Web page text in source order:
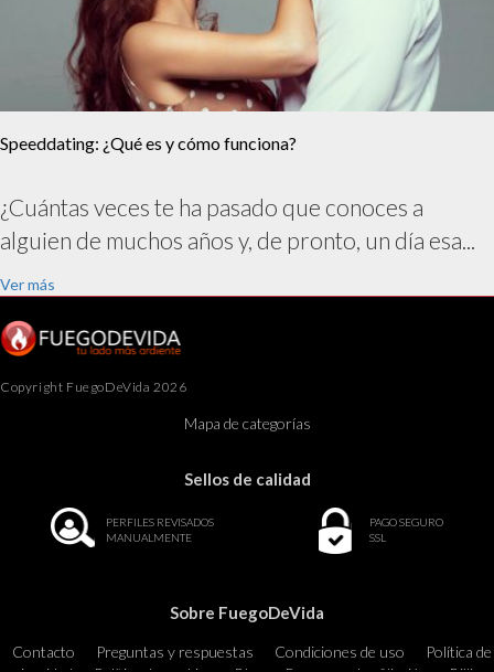
Speeddating: ¿Qué es y cómo funciona?
¿Cuántas veces te ha pasado que conoces a
alguien de muchos años y, de pronto, un día esa...
Ver más
Copyright FuegoDeVida 2026
Mapa de categorías
Sellos de calidad
PERFILES REVISADOS
MANUALMENTE
PAGO SEGURO
SSL
Sobre FuegoDeVida
Contacto Preguntas y respuestas Condiciones de uso
Política de